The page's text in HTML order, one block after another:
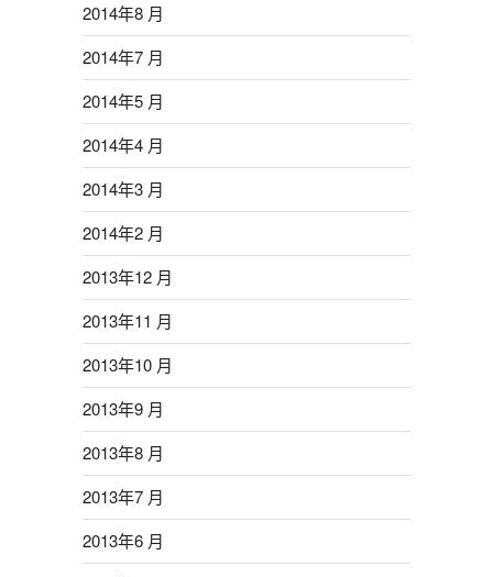
2014年8 月
2014年7 月
2014年5 月
2014年4 月
2014年3 月
2014年2 月
2013年12 月
2013年11 月
2013年10 月
2013年9 月
2013年8 月
2013年7 月
2013年6 月